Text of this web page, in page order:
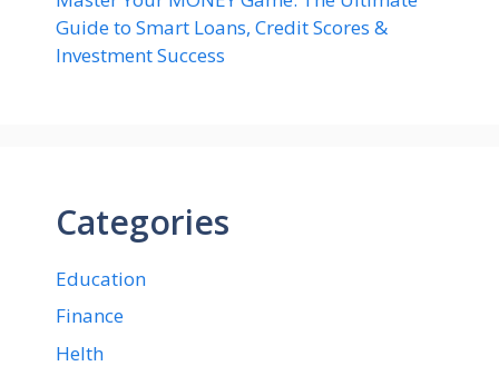
Guide to Smart Loans, Credit Scores &
Investment Success
Categories
Education
Finance
Helth